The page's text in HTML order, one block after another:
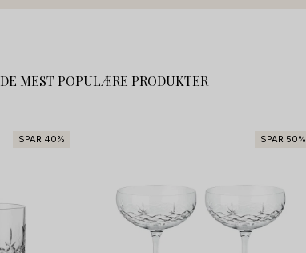
DE MEST POPULÆRE PRODUKTER
SPAR 40% SPAR 50%